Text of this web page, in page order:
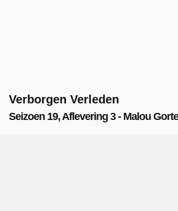
Verborgen Verleden
Seizoen 19, Aflevering 3 - Malou